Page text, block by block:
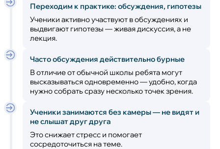
Переходим к практике: обсуждения, гипотезы
Ученики активно участвуют в обсуждениях и
выдвигают гипотезы — живая дискуссия, а не
лекция.
Часто обсуждения действительно бурные
В отличие от обычной школы ребята могут
высказываться одновременно — удобно, когда
нужно собрать сразу несколько точек зрения.
Ученики занимаются без камеры — не видят и
не слышат друг друга
Это снижает стресс и помогает
сосредоточиться на теме.